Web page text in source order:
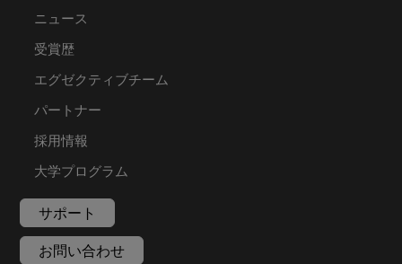
ニュース
受賞歴
エグゼクティブチーム
パートナー
採用情報
大学プログラム
サポート
お問い合わせ